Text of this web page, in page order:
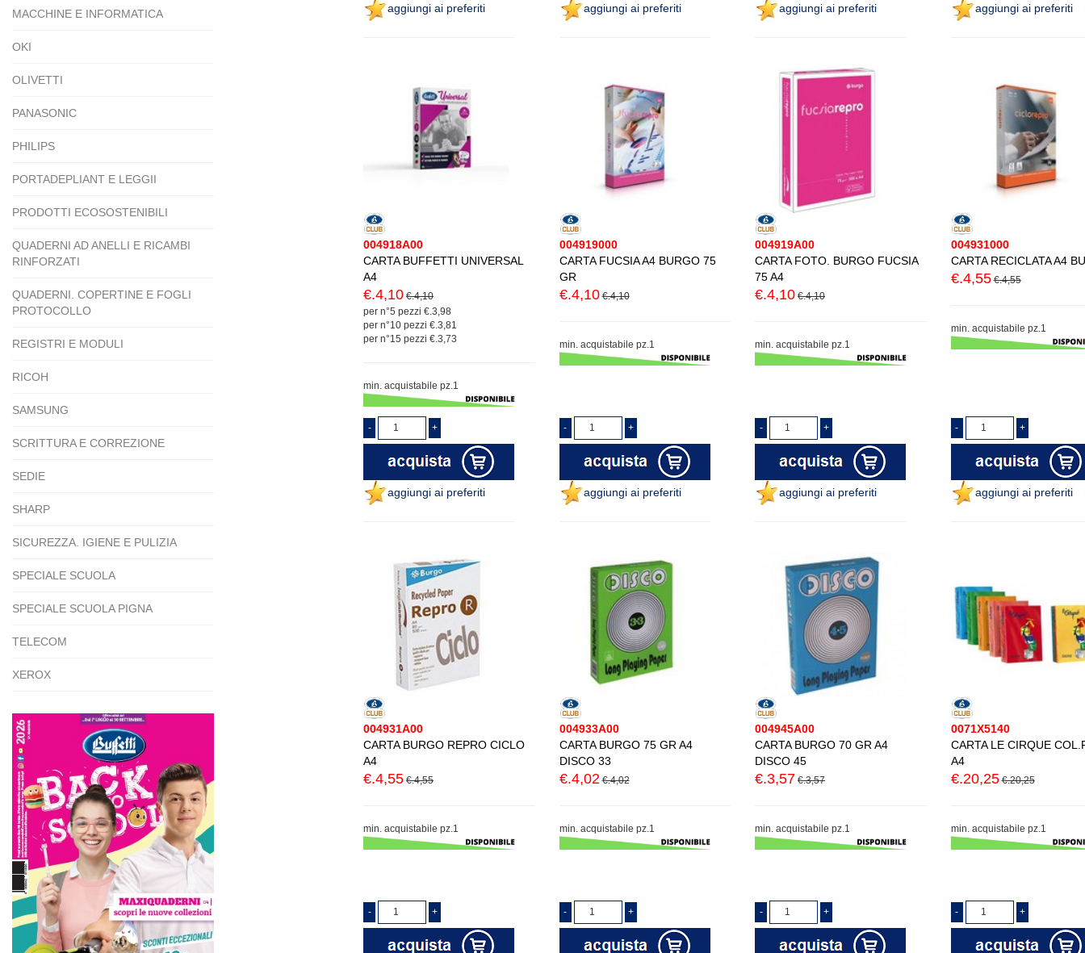
MACCHINE E INFORMATICA
OKI
OLIVETTI
PANASONIC
PHILIPS
PORTADEPLIANT E LEGGII
PRODOTTI ECOSOSTENIBILI
QUADERNI AD ANELLI E RICAMBI
RINFORZATI
QUADERNI. COPERTINE E FOGLI
PROTOCOLLO
REGISTRI E MODULI
RICOH
SAMSUNG
SCRITTURA E CORREZIONE
SEDIE
SHARP
SICUREZZA. IGIENE E PULIZIA
SPECIALE SCUOLA
SPECIALE SCUOLA PIGNA
TELECOM
XEROX
aggiungi ai preferiti aggiungi ai preferiti aggiungi ai preferiti aggiungi ai preferiti
004918A00
CARTA BUFFETTI UNIVERSAL
A4
€.4,10 €.4,10
per n°5 pezzi €.3,98
per n°10 pezzi €.3,81
per n°15 pezzi €.3,73
min. acquistabile pz.1
aggiungi ai preferiti
004919000
CARTA FUCSIA A4 BURGO 75
GR
€.4,10 €.4,10
min. acquistabile pz.1
aggiungi ai preferiti
004919A00
CARTA FOTO. BURGO FUCSIA
75 A4
€.4,10 €.4,10
min. acquistabile pz.1
aggiungi ai preferiti
004931000
CARTA RECICLATA A4
€.4,55 €.4,55
min. acquistabile pz.1
aggiungi ai preferiti
004931A00
CARTA BURGO REPRO CICLO
A4
€.4,55 €.4,55
min. acquistabile pz.1
004933A00
CARTA BURGO 75 GR A4
DISCO 33
€.4,02 €.4,02
min. acquistabile pz.1
004945A00
CARTA BURGO 70 GR A4
DISCO 45
€.3,57 €.3,57
min. acquistabile pz.1
0071X5140
CARTA LE CIRQUE
A4
€.20,25 €.20,25
min. acquistabile pz.1